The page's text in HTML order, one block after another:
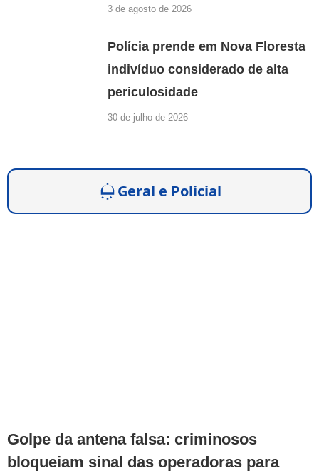
3 de agosto de 2026
Polícia prende em Nova Floresta
indivíduo considerado de alta
periculosidade
30 de julho de 2026
Geral e Policial
Golpe da antena falsa: criminosos
bloqueiam sinal das operadoras para